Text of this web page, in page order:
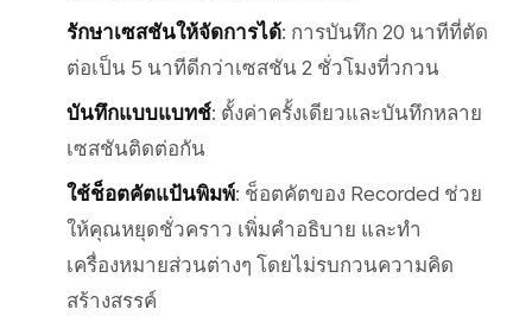
รักษาเซสชันให้จัดการได้: การบันทึก 20 นาทีที่ตัด
ต่อเป็น 5 นาทีดีกว่าเซสชัน 2 ชั่วโมงที่วกวน
บันทึกแบบแบทช์: ตั้งค่าครั้งเดียวและบันทึกหลาย
เซสชันติดต่อกัน
ใช้ช็อตคัตแป้นพิมพ์: ช็อตคัตของ Recorded ช่วย
ให้คุณหยุดชั่วคราว เพิ่มคำอธิบาย และทำ
เครื่องหมายส่วนต่างๆ โดยไม่รบกวนความคิด
สร้างสรรค์